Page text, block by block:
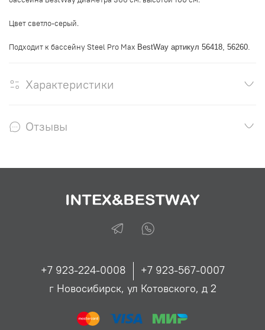
Цвет светло-серый.
Подходит к бассейну Steel Pro Max BestWay артикул 56418, 56260.
Характеристики
Отзывы
+7 923-224-0008
+7 923-567-0007
г Новосибирск, ул Котовского, д 2